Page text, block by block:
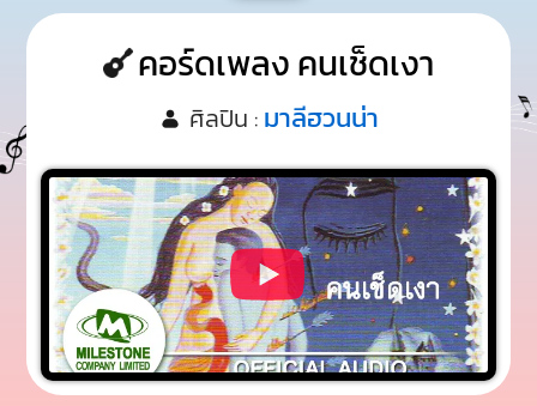
คอร์ดเพลง คนเช็ดเงา
ศิลปิน : มาลีฮวนน่า